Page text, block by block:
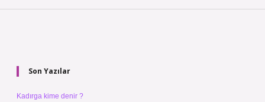
Son Yazılar
Kadırga kime denir ?